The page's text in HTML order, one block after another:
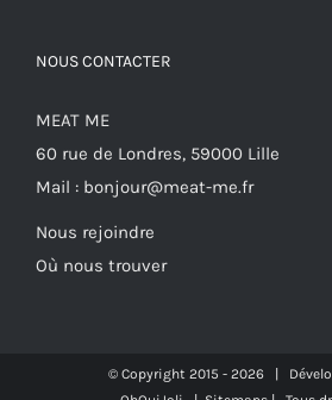
NOUS CONTACTER
MEAT ME
60 rue de Londres, 59000 Lille
Mail : bonjour@meat-me.fr
Nous rejoindre
Où nous trouver
© Copyright 2015 - 2026 |